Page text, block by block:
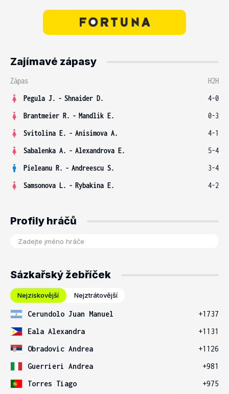
Zajímavé zápasy
Zápas
H2H
Pegula J. - Shnaider D.
4-0
Brantmeier R. - Mandlik E.
0-3
Svitolina E. - Anisimova A.
4-1
Sabalenka A. - Alexandrova E.
5-4
Pieleanu R. - Andreescu S.
3-4
Samsonova L. - Rybakina E. 4-2
Profily hráčů
Sázkařský žebříček
Nejziskovější Nejztrátovější
Cerundolo Juan Manuel
+1737
Eala Alexandra
+1131
Obradovic Andrea
+1126
Guerrieri Andrea
+981
Torres Tiago
+975